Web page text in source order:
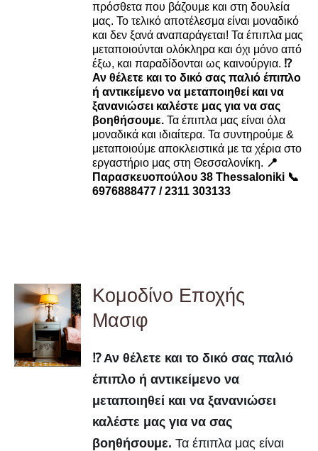
πρόσθετα που βάζουμε και στη δουλεία
μας. Το τελικό αποτέλεσμα είναι μοναδικό
και δεν ξανά αναπαράγεται! Τα έπιπλα μας
μεταποιούνται ολόκληρα και όχι μόνο από
έξω, και παραδίδονται ως καινούργια. ⁉️
Αν θέλετε και το δικό σας παλιό έπιπλο
ή αντικείμενο να μεταποιηθεί και να
ξανανιώσει καλέστε μας για να σας
βοηθήσουμε. Τα έπιπλα μας είναι όλα
μοναδικά και ιδιαίτερα. Τα συντηρούμε &
μεταποιούμε αποκλειστικά με τα χέρια στο
εργαστήριο μας στη Θεσσαλονίκη. 📍
Παρασκευοπούλου 38 Thessaloniki 📞
6976888477 / 2311 303133
DETAILS
Κομοδίνο Εποχής
Μασιφ
⁉️ Αν θέλετε και το δικό σας παλιό
έπιπλο ή αντικείμενο να
μεταποιηθεί και να ξανανιώσει
καλέστε μας για να σας
βοηθήσουμε. Τα έπιπλα μας είναι